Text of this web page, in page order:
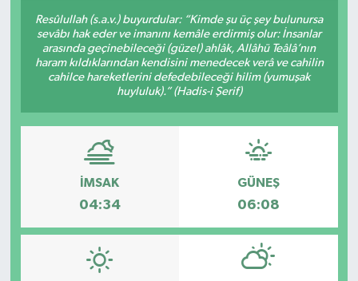
Resûlullah (s.a.v.) buyurdular: “Kimde şu üç şey bulunursa
sevâbı hak eder ve imanını kemâle erdirmiş olur: İnsanlar
arasında geçinebileceği (güzel) ahlâk, Allâhü Teâlâ’nın
haram kıldıklarından kendisini menedecek verâ ve cahilin
cahilce hareketlerini defedebileceği hilim (yumuşak
huyluluk).” (Hadis-i Şerif)
İMSAK
04:34
GÜNEŞ
06:08